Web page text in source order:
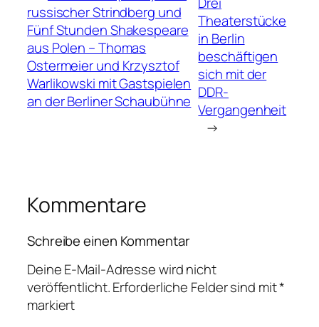
russischer Strindberg und
Fünf Stunden Shakespeare
aus Polen – Thomas
Ostermeier und Krzysztof
Warlikowski mit Gastspielen
an der Berliner Schaubühne
Theaterstücke
in Berlin
beschäftigen
sich mit der
DDR-
Vergangenheit
→
Kommentare
Schreibe einen Kommentar
Deine E-Mail-Adresse wird nicht
veröffentlicht.Erforderliche Felder sind mit*
markiert